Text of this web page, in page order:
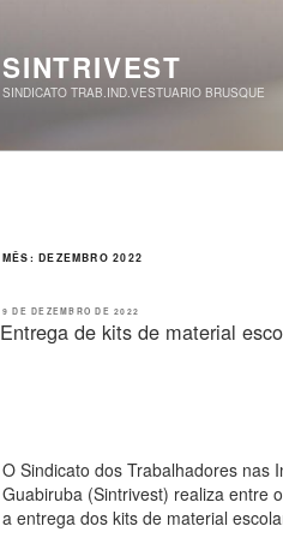
SINTRIVEST
SINDICATO TRAB.IND.VESTUARIO BRUSQUE
MÊS:DEZEMBRO 2022
PUBLICADO
9 DE DEZEMBRO DE 2022
Entrega de kits de material
O Sindicato dos Trabalhadores nas
Guabiruba (Sintrivest) realiza entre
a entrega dos kits de material